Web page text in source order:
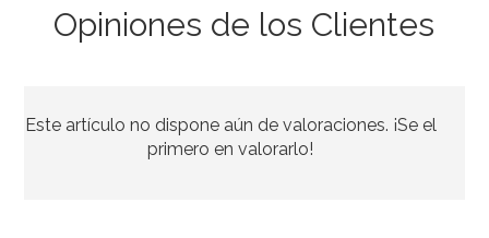
1,25€
Opiniones de los Clientes
Este artículo no dispone aún de valoraciones. ¡Se el
primero en valorarlo!